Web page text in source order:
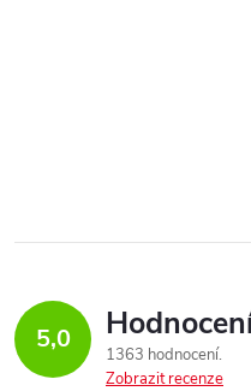
5,0
1363 hodnocení
Zobrazit recenze